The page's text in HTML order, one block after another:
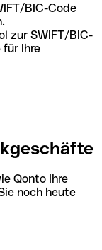
BIC-Code
zur SWIFT/BIC-
für Ihre
Qonto Ihre
noch heute